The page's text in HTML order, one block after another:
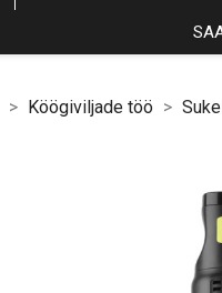
Köögiviljade töö